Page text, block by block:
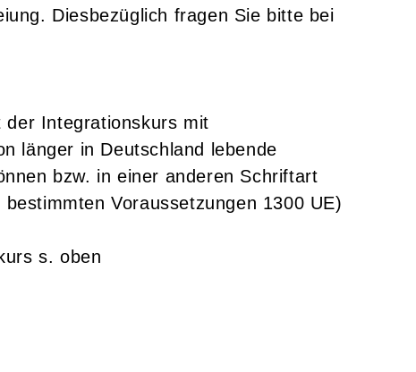
Diesbezüglich fragen Sie bitte bei
der Integrationskurs mit
länger in Deutschland lebende
bzw. in einer anderen Schriftart
Voraussetzungen 1300 UE)
s. oben